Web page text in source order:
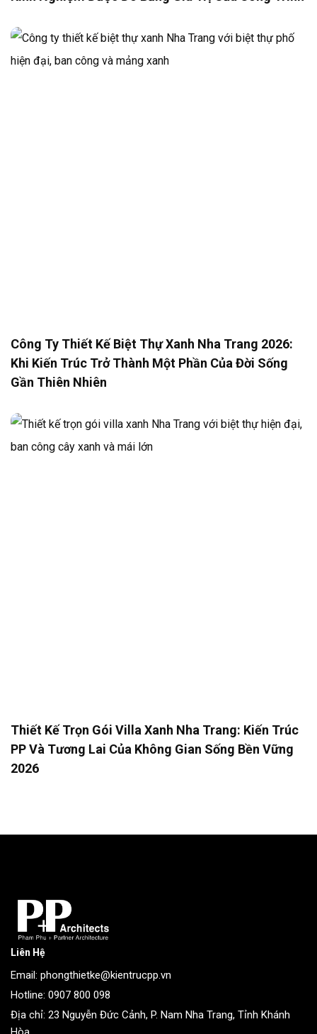
Công Ty Thiết Kế Biệt Thự Xanh Nha Trang 2026:
Khi Kiến Trúc Trở Thành Một Phần Của Đời Sống
Gần Thiên Nhiên
Thiết Kế Trọn Gói Villa Xanh Nha Trang: Kiến Trúc
PP Và Tương Lai Của Không Gian Sống Bền Vững
2026
Liên Hệ
Email: phongthietke@kientrucpp.vn
Hotline: 0907 800 098
Địa chỉ: 23 Nguyễn Đức Cảnh, P. Nam Nha Trang, Tỉnh Khánh